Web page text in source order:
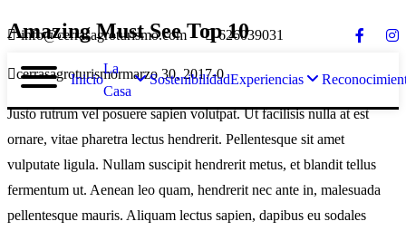
info@cerrasagroturismo.com 626039031
Inicio
La
Casa
SostenibilidadExperiencias
Amazing Must See Top 10
cerrasagroturismo marzo 30, 2017 0
Justo rutrum vel posuere sapien volutpat. Ut facilisis nulla at est
ornare, vitae pharetra lectus hendrerit. Pellentesque sit amet
vulputate ligula. Nullam suscipit hendrerit metus, et blandit tellus
fermentum ut. Aenean leo quam, hendrerit nec ante in, malesuada
pellentesque mauris. Aliquam lectus sapien, dapibus eu sodales